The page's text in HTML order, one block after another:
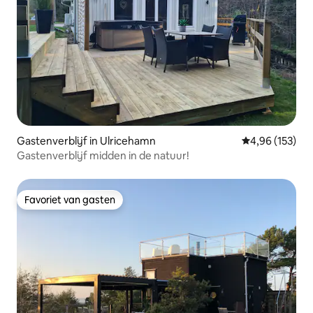
Gastenverblijf in Ulricehamn Gemiddelde
4,96 (153)
Gastenverblijf midden in de natuur!
Favoriet van gasten
Favoriet van gasten